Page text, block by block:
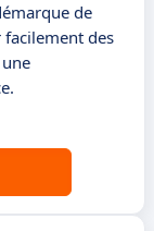
de
facilement des